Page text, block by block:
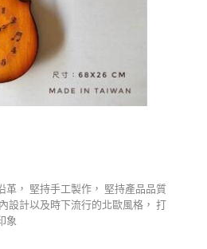
革， 堅持手工製作， 堅持產品品質
設計以及時下流行的北歐風格， 打
象